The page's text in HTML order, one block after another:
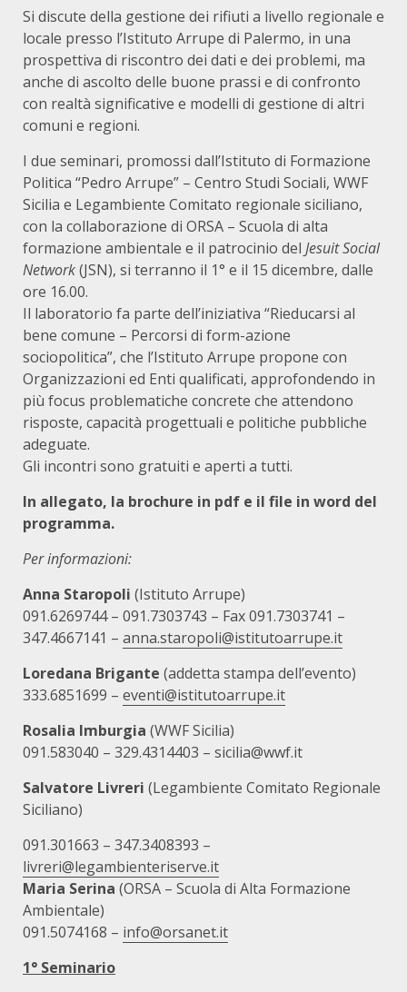
Si discute della gestione dei rifiuti a livello regionale e
locale presso l’Istituto Arrupe di Palermo, in una
prospettiva di riscontro dei dati e dei problemi, ma
anche di ascolto delle buone prassi e di confronto
con realtà significative e modelli di gestione di altri
comuni e regioni.
I due seminari, promossi dall’Istituto di Formazione
Politica “Pedro Arrupe” – Centro Studi Sociali, WWF
Sicilia e Legambiente Comitato regionale siciliano,
con la collaborazione di ORSA – Scuola di alta
formazione ambientale e il patrocinio del Jesuit Social
Network(JSN), si terranno il 1° e il 15 dicembre, dalle
ore 16.00.
Il laboratorio fa parte dell’iniziativa “Rieducarsi al
bene comune – Percorsi di form-azione
sociopolitica”, che l’Istituto Arrupe propone con
Organizzazioni ed Enti qualificati, approfondendo in
più focus problematiche concrete che attendono
risposte, capacità progettuali e politiche pubbliche
adeguate.
Gli incontri sono gratuiti e aperti a tutti.
In allegato, la brochure in pdf e il file in word del
programma.
Per informazioni:
Anna Staropoli (Istituto Arrupe)
091.6269744 – 091.7303743 – Fax 091.7303741 –
347.4667141 – anna.staropoli@istitutoarrupe.it
Loredana Brigante (addetta stampa dell’evento)
333.6851699 – eventi@istitutoarrupe.it
Rosalia Imburgia (WWF Sicilia)
091.583040 – 329.4314403 – sicilia@wwf.it
Salvatore Livreri (Legambiente Comitato Regionale
Siciliano)
091.301663 – 347.3408393 –
livreri@legambienteriserve.it
Maria Serina (ORSA – Scuola di Alta Formazione
Ambientale)
091.5074168 – info@orsanet.it
1° Seminario